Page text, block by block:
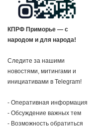
КПРФ Приморье — с
народом и для народа!
Следите за нашими
новостями, митингами и
инициативами в Telegram!
- Оперативная информация
- Обсуждение важных тем
- Возможность обратиться